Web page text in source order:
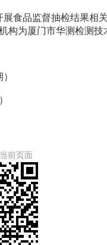
食品监督抽检结果相
为厦门市华测检测技
前页面